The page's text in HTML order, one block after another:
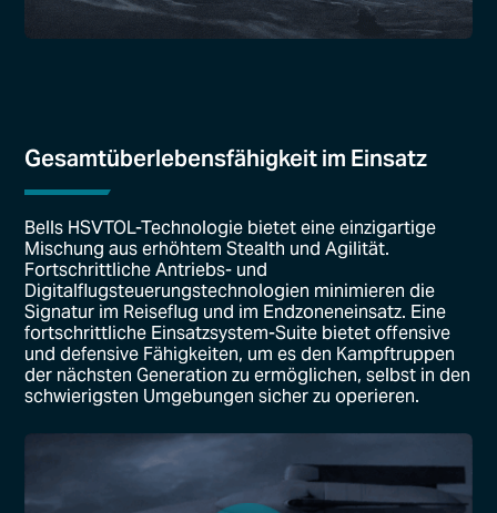
Gesamtüberlebensfähigkeit im Einsatz
Bells HSVTOL-Technologie bietet eine einzigartige
Mischung aus erhöhtem Stealth und Agilität.
Fortschrittliche Antriebs- und
Digitalflugsteuerungstechnologien minimieren die
Signatur im Reiseflug und im Endzoneneinsatz. Eine
fortschrittliche Einsatzsystem-Suite bietet offensive
und defensive Fähigkeiten, um es den Kampftruppen
der nächsten Generation zu ermöglichen, selbst in den
schwierigsten Umgebungen sicher zu operieren.